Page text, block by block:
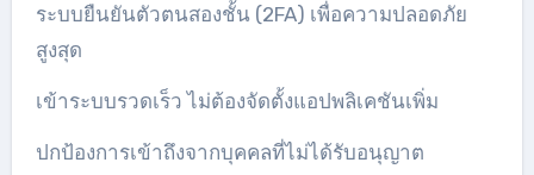
ระบบยืนยันตัวตนสองชั้น (2FA) เพื่อความปลอดภัย
สูงสุด
เข้าระบบรวดเร็ว ไม่ต้องจัดตั้งแอปพลิเคชันเพิ่ม
ปกป้องการเข้าถึงจากบุคคลที่ไม่ได้รับอนุญาต